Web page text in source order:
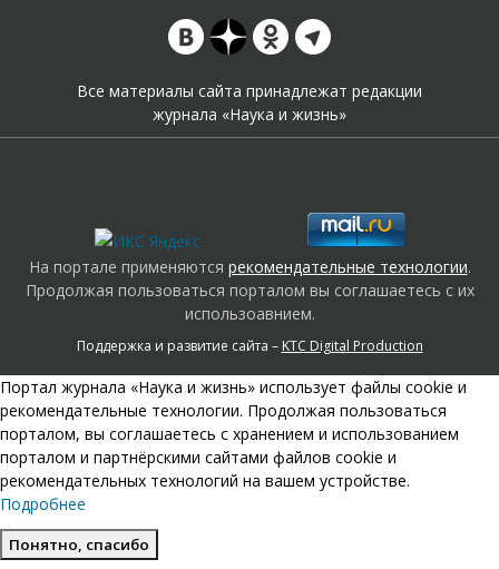
Все материалы сайта принадлежат редакции
журнала «Наука и жизнь»
На портале применяются рекомендательные технологии.
Продолжая пользоваться порталом вы соглашаетесь с их
использоавнием.
Поддержка и развитие сайта – KTC Digital Production
Портал журнала «Наука и жизнь» использует файлы cookie и
рекомендательные технологии. Продолжая пользоваться
порталом, вы соглашаетесь с хранением и использованием
порталом и партнёрскими сайтами файлов cookie и
рекомендательных технологий на вашем устройстве.
Подробнее
Понятно, спасибо